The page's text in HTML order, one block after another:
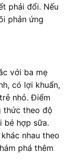
phải đổi. Nếu
phản ứng
với ba mẹ
có lợi khuẩn,
nhỏ. Điểm
thức theo độ
bé hợp sữa.
nhau theo
phá thêm